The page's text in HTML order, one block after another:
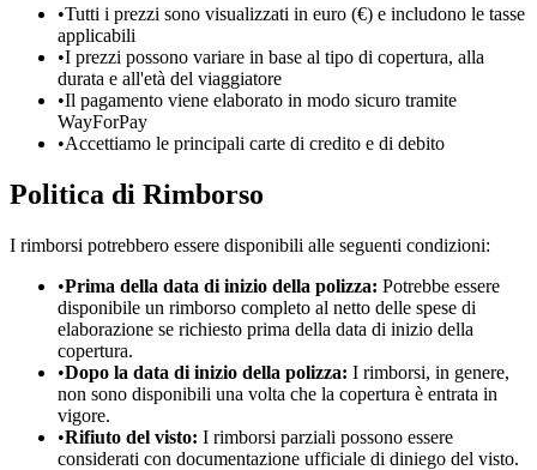
•Tutti i prezzi sono visualizzati in euro (€) e includono le tasse
applicabili
•I prezzi possono variare in base al tipo di copertura, alla
durata e all'età del viaggiatore
•Il pagamento viene elaborato in modo sicuro tramite
WayForPay
•Accettiamo le principali carte di credito e di debito
Politica di Rimborso
I rimborsi potrebbero essere disponibili alle seguenti condizioni:
•Prima della data di inizio della polizza: Potrebbe essere
disponibile un rimborso completo al netto delle spese di
elaborazione se richiesto prima della data di inizio della
copertura.
•Dopo la data di inizio della polizza: I rimborsi, in genere,
non sono disponibili una volta che la copertura è entrata in
vigore.
•Rifiuto del visto: I rimborsi parziali possono essere
considerati con documentazione ufficiale di diniego del visto.